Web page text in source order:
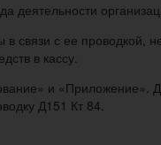
деятельности
связи с ее проводкой,
в кассу.
и «Приложение».
Д151 Кт 84.